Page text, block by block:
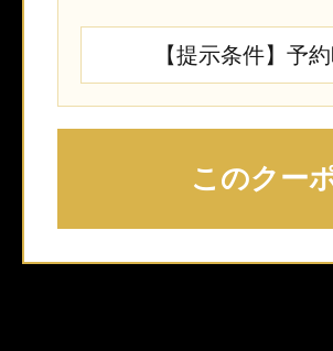
【提示条件】予
このクー